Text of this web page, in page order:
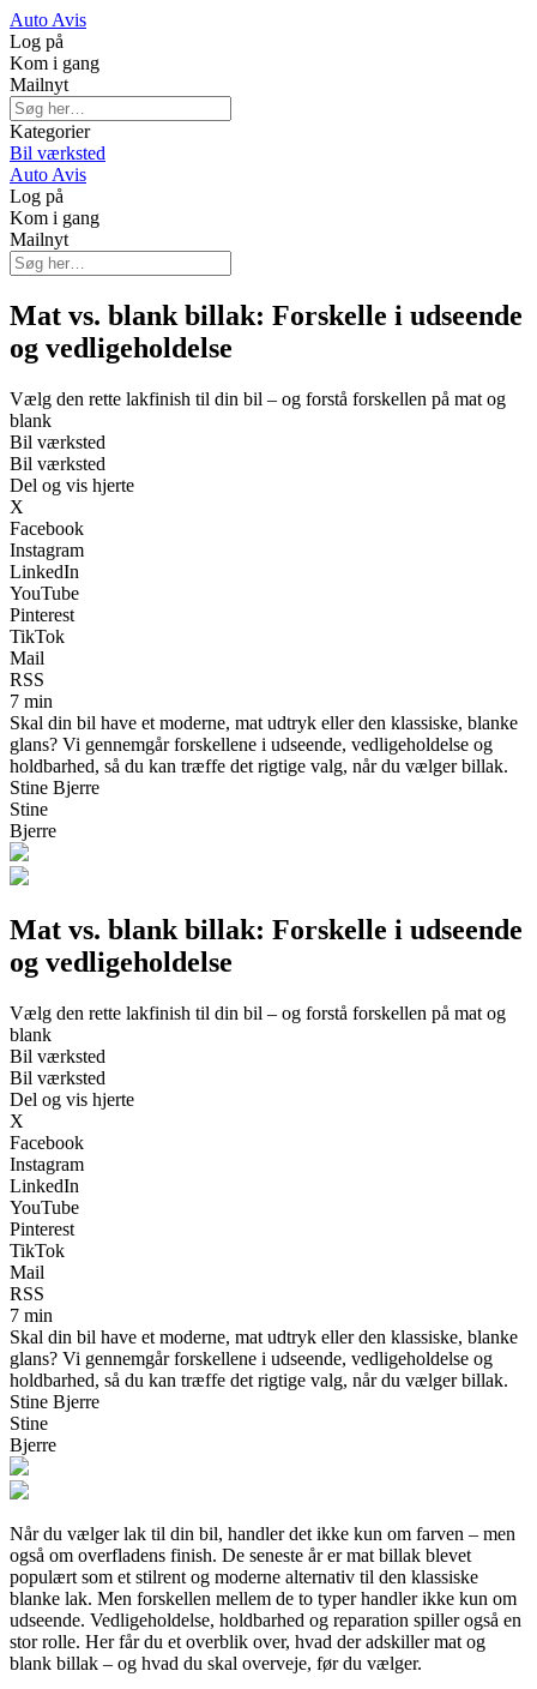
Auto Avis
Log på
Kom i gang
Mailnyt
Kategorier
Bil værksted
Auto Avis
Log på
Kom i gang
Mailnyt
Mat vs. blank billak: Forskelle i udseende
og vedligeholdelse
Vælg den rette lakfinish til din bil – og forstå forskellen på mat og
blank
Bil værksted
Bil værksted
Del og vis hjerte
X
Facebook
Instagram
LinkedIn
YouTube
Pinterest
TikTok
Mail
RSS
7 min
Skal din bil have et moderne, mat udtryk eller den klassiske, blanke
glans? Vi gennemgår forskellene i udseende, vedligeholdelse og
holdbarhed, så du kan træffe det rigtige valg, når du vælger billak.
Stine Bjerre
Stine
Bjerre
Mat vs. blank billak: Forskelle i udseende
og vedligeholdelse
Vælg den rette lakfinish til din bil – og forstå forskellen på mat og
blank
Bil værksted
Bil værksted
Del og vis hjerte
X
Facebook
Instagram
LinkedIn
YouTube
Pinterest
TikTok
Mail
RSS
7 min
Skal din bil have et moderne, mat udtryk eller den klassiske, blanke
glans? Vi gennemgår forskellene i udseende, vedligeholdelse og
holdbarhed, så du kan træffe det rigtige valg, når du vælger billak.
Stine Bjerre
Stine
Bjerre
Når du vælger lak til din bil, handler det ikke kun om farven – men
også om overfladens finish. De seneste år er mat billak blevet
populært som et stilrent og moderne alternativ til den klassiske
blanke lak. Men forskellen mellem de to typer handler ikke kun om
udseende. Vedligeholdelse, holdbarhed og reparation spiller også en
stor rolle. Her får du et overblik over, hvad der adskiller mat og
blank billak – og hvad du skal overveje, før du vælger.